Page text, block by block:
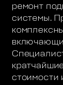
ремонт
системы.
стоимости